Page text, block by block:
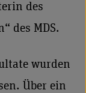
des
des MDS.
wurden
Über ein